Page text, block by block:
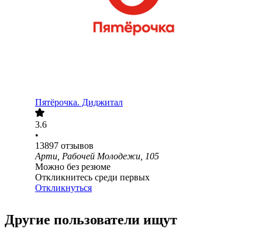
Пятёрочка. Диджитал
3.6
•
13897 отзывов
Арти, Рабочей Молодежи, 105
Можно без резюме
Откликнитесь среди первых
Откликнуться
Другие пользователи ищут